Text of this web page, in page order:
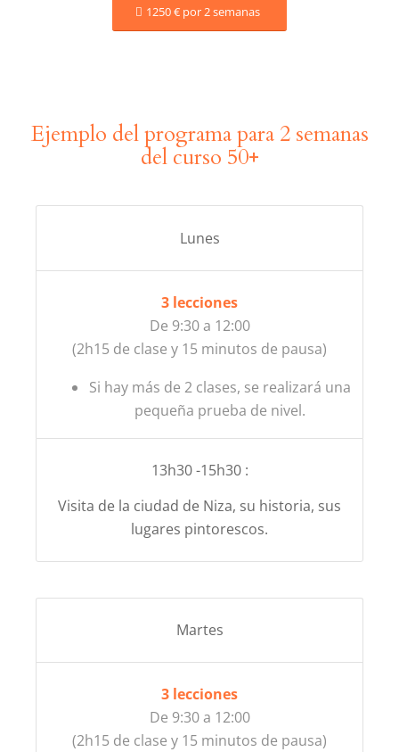
1250 € por 2 semanas
Ejemplo del programa para 2 semanas
del curso 50+
Lunes
3 lecciones
De 9:30 a 12:00
(2h15 de clase y 15 minutos de pausa)
Si hay más de 2 clases, se realizará una
pequeña prueba de nivel.
13h30 -15h30 :
Visita de la ciudad de Niza, su historia, sus
lugares pintorescos.
Martes
3 lecciones
De 9:30 a 12:00
(2h15 de clase y 15 minutos de pausa)